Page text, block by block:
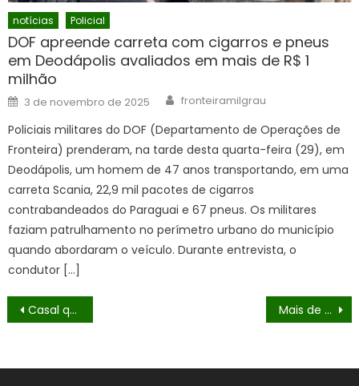
notícias Policial
DOF apreende carreta com cigarros e pneus
em Deodápolis avaliados em mais de R$ 1
milhão
Posted
on
3 de novembro de 2025 Author
fronteiramilgrau
Policiais militares do DOF (Departamento de Operações de
Fronteira) prenderam, na tarde desta quarta-feira (29), em
Deodápolis, um homem de 47 anos transportando, em uma
carreta Scania, 22,9 mil pacotes de cigarros
contrabandeados do Paraguai e 67 pneus. Os militares
faziam patrulhamento no perímetro urbano do município
quando abordaram o veículo. Durante entrevista, o
condutor […]
Navegação
Post
Casal que seguia com pasta base de cocaína para Campo Grande é preso pelo DOF em Maracaju Mais de 800 quilos de maconha são encontrados pelo DOF em mata no município de Ponta Porã e veículos são apreendidos